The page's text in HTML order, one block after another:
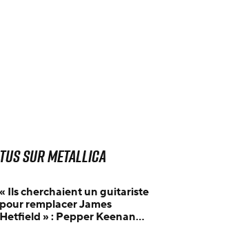
sur Metallica
« Ils cherchaient un guitariste
pour remplacer James
Hetfield » : Pepper Keenan